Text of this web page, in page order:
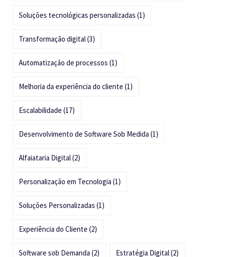
Soluções tecnológicas personalizadas (1)
Transformação digital(3)
Automatização de processos (1)
Melhoria da experiência do cliente (1)
Escalabilidade (17)
Desenvolvimento de Software Sob Medida (1)
Alfaiataria Digital(2)
Personalização em Tecnologia (1)
Soluções Personalizadas (1)
Experiência do Cliente (2)
Software sob Demanda (2) Estratégia Digital(2)